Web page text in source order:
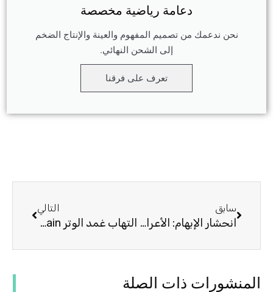
دعامة رياضية مخصصة
نحن ندعمك من تصميم المفهوم والعينة والإنتاج الضخم
إلى الشحن النهائي.
تعرف على فرقنا
سابق
انحشار الإبهام: الأعراض ، الأسباب ، العلاج بواسطة دعامات المعصم والإبهام
التالي
التهاب غمد الوتر De Quervain: الأعراض والأسباب والعلاج عن طريق دعامات المعصم والإبهام
المنشورات ذات الصلة